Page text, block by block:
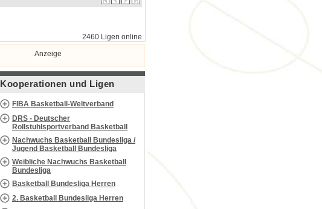
2460 Ligen online
Anzeige
Kooperationen und Ligen
FIBA Basketball-Weltverband
DRS - Deutscher
Rollstuhlsportverband Basketball
Nachwuchs Basketball Bundesliga /
Jugend Basketball Bundesliga
Weibliche Nachwuchs Basketball
Bundesliga
Basketball Bundesliga Herren
2. Basketball Bundesliga Herren